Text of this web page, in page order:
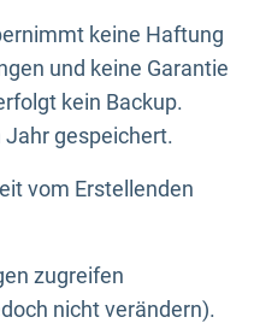
keine Haftung
und keine Garantie
kein Backup.
gespeichert.
vom Erstellenden
zugreifen
nicht verändern).